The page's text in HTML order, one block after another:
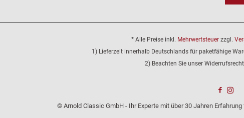
* Alle Preise inkl. Mehrwertsteuer zzgl.
1) Lieferzeit innerhalb Deutschlands für paketfähige
2) Beachten Sie unser
© Arnold Classic GmbH - Ihr Experte mit über 30 Jahren